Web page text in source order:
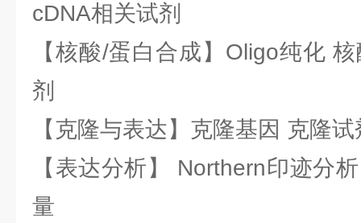
cDNA相关试剂
【核酸/蛋白合成】Oligo纯化
剂
【克隆与表达】克隆基因 克隆
【表达分析】 Northern印迹分
量